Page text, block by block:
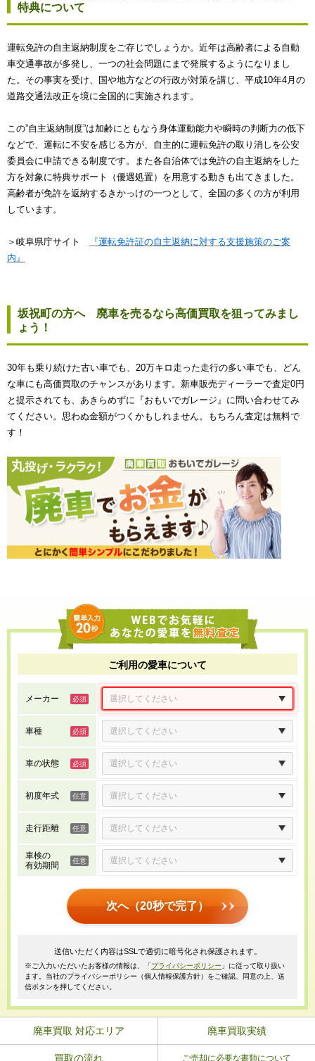
特典について
運転免許の自主返納制度をご存じでしょうか。近年は高齢者による自動
車交通事故が多発し、一つの社会問題にまで発展するようになりまし
た。その事実を受け、国や地方などの行政が対策を講じ、平成10年4月の
道路交通法改正を境に全国的に実施されます。
この”自主返納制度”は加齢にともなう身体運動能力や瞬時の判断力の低下
などで、運転に不安を感じる方が、自主的に運転免許の取り消しを公安
委員会に申請できる制度です。また各自治体では免許の自主返納をした
方を対象に特典サポート（優遇処置）を用意する動きも出てきました。
高齢者が免許を返納するきかっけの一つとして、全国の多くの方が利用
しています。
＞岐阜県庁サイト
『運転免許証の自主返納に対する支援施策のご案
内』
坂祝町の方へ 廃車を売るなら高価買取を狙ってみまし
ょう！
30年も乗り続けた古い車でも、20万キロ走った走行の多い車でも、どん
な車にも高価買取のチャンスがあります。新車販売ディーラーで査定0円
と提示されても、あきらめずに『おもいでガレージ』に問い合わせてみ
てください。思わぬ金額がつくかもしれません。もちろん査定は無料で
す！
ご利用の愛車について
メーカー
車種
車の状態
初度年式
走行距離
車検の
有効期間
次へ（20秒で完了）
送信いただく内容はSSLで適切に暗号化され保護されます。
※ご入力いただいたお客様の情報は、「プライバシーポリシー 」に従って取り扱い
ます。当社のプライバシーポリシー（個人情報保護方針）をご確認、同意の上、送
信ボタンを押してください。
廃車買取 対応エリア 廃車買取実績
買取の流れ ご売却に必要な書類について